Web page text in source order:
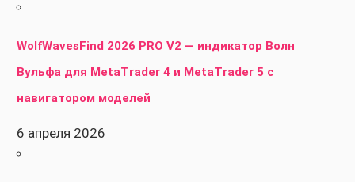
WolfWavesFind 2026 PRO V2 — индикатор Волн
Вульфа для MetaTrader 4 и MetaTrader 5 с
навигатором моделей
6 апреля 2026